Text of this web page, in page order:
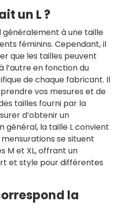
un L ?
généralement à une taille
féminins. Cependant, il
que les tailles peuvent
l’autre en fonction du
de chaque fabricant. Il
vos mesures et de
tailles fourni par la
d’obtenir un
général, la taille L convient
se situent
M et XL, offrant un
et style pour différentes
la